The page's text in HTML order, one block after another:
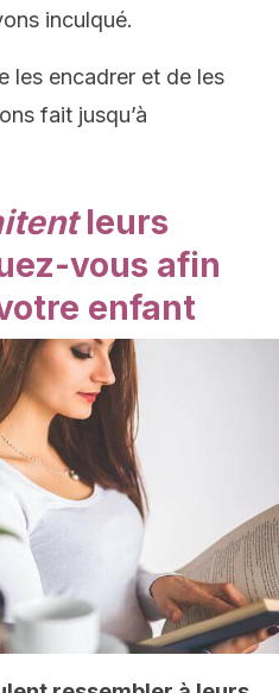
inculqué.
les encadrer et de les
fait jusqu’à
leurs
vous afin
enfant